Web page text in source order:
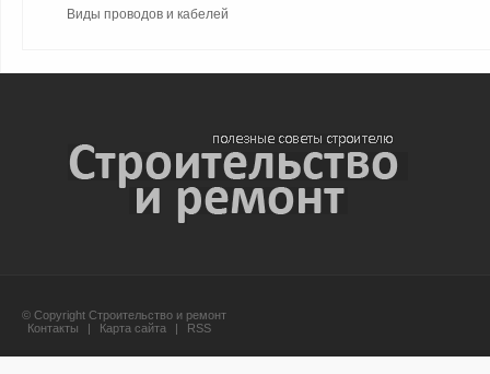
Виды проводов и кабелей
© Copyright Строительство и ремонт
Контакты
| Карта сайта | RSS